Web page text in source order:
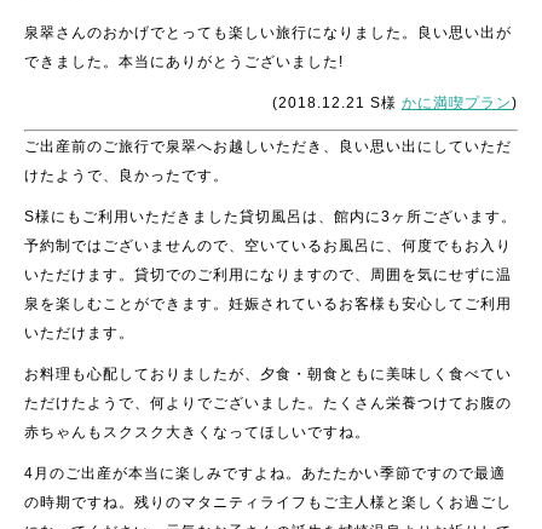
泉翠さんのおかげでとっても楽しい旅行になりました。良い思い出が
できました。本当にありがとうございました!
(2018.12.21 S様 かに満喫プラン)
ご出産前のご旅行で泉翠へお越しいただき、良い思い出にしていただ
けたようで、良かったです。
S様にもご利用いただきました貸切風呂は、館内に3ヶ所ございます。
予約制ではございませんので、空いているお風呂に、何度でもお入り
いただけます。貸切でのご利用になりますので、周囲を気にせずに温
泉を楽しむことができます。妊娠されているお客様も安心してご利用
いただけます。
お料理も心配しておりましたが、夕食・朝食ともに美味しく食べてい
ただけたようで、何よりでございました。たくさん栄養つけてお腹の
赤ちゃんもスクスク大きくなってほしいですね。
4月のご出産が本当に楽しみですよね。あたたかい季節ですので最適
の時期ですね。残りのマタニティライフもご主人様と楽しくお過ごし